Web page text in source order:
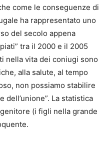
come le conseguenze di
ha rappresentato uno
del secolo appena
tra il 2000 e il 2005
nella vita dei coniugi sono
alla salute, al tempo
non possiamo stabilire
La statistica
(i figli nella grande